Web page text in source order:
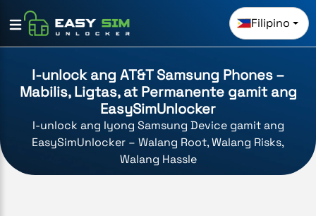
Filipino
I-unlock ang AT&T Samsung Phones –
Mabilis, Ligtas, at Permanente gamit ang
EasySimUnlocker
I-unlock ang Iyong Samsung Device gamit ang
EasySimUnlocker – Walang Root, Walang Risks,
Walang Hassle